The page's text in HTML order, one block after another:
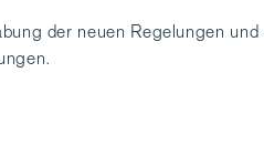
der neuen Regelungen